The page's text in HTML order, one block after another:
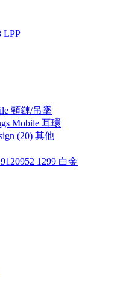
頸鏈/吊墜
耳環
其他
白金